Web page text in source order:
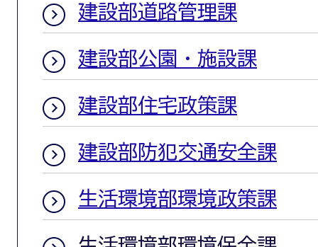
建設部道路管理課
建設部公園・施設課
建設部住宅政策課
建設部防犯交通安全課
生活環境部環境政策課